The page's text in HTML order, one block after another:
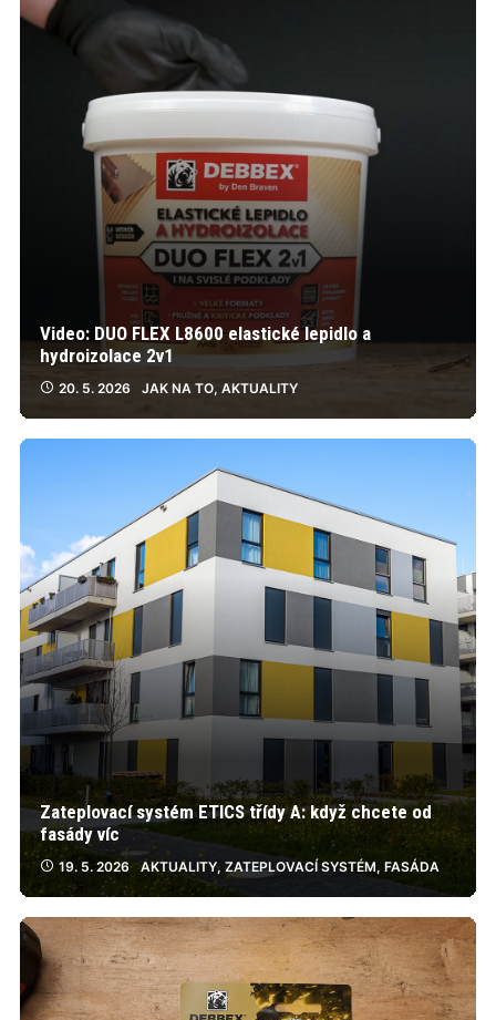
Video: DUO FLEX L8600 elastické lepidlo a
hydroizolace 2v1
20. 5. 2026 JAK NA TO, AKTUALITY
Zateplovací systém ETICS třídy A: když chcete od
fasády víc
19. 5. 2026 AKTUALITY, ZATEPLOVACÍ SYSTÉM, FASÁDA